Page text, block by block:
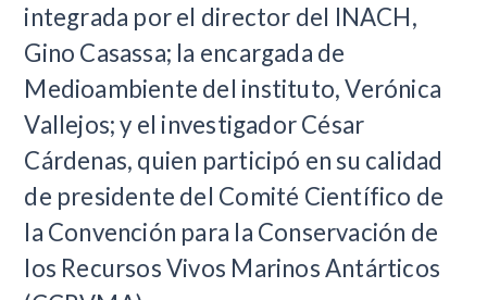
integrada por el director del INACH,
Gino Casassa; la encargada de
Medioambiente del instituto, Verónica
Vallejos; y el investigador César
Cárdenas, quien participó en su calidad
de presidente del Comité Científico de
la Convención para la Conservación de
los Recursos Vivos Marinos Antárticos